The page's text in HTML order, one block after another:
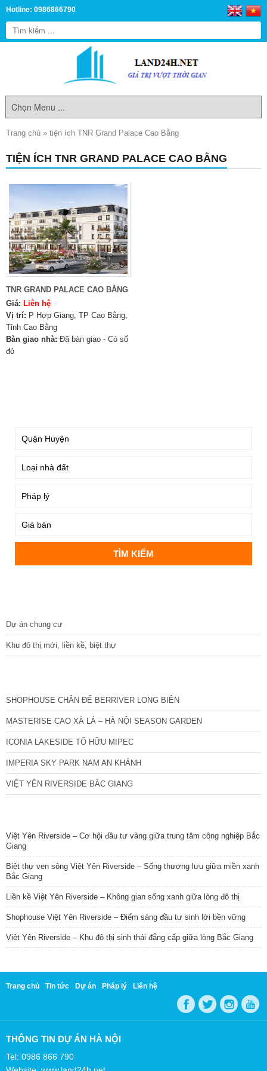
Hotline: 0986866790
Trang chủ » tiện ích TNR Grand Palace Cao Bằng
TIỆN ÍCH TNR GRAND PALACE CAO BẰNG
TNR GRAND PALACE CAO BẰNG
Giá: Liên hệ
Vị trí: P Hợp Giang, TP Cao Bằng,
Tỉnh Cao Bằng
Bàn giao nhà: Đã bàn giao - Có sổ
đỏ
Dự án chung cư
Khu đô thị mới, liền kề, biệt thự
SHOPHOUSE CHÂN ĐẾ BERRIVER LONG BIÊN
MASTERISE CAO XÀ LÁ – HÀ NỘI SEASON GARDEN
ICONIA LAKESIDE TỐ HỮU MIPEC
IMPERIA SKY PARK NAM AN KHÁNH
VIỆT YÊN RIVERSIDE BẮC GIANG
Việt Yên Riverside – Cơ hội đầu tư vàng giữa trung tâm công nghiệp Bắc
Giang
Biệt thự ven sông Việt Yên Riverside – Sống thượng lưu giữa miền xanh
Bắc Giang
Liền kề Việt Yên Riverside – Không gian sống xanh giữa lòng đô thị
Shophouse Việt Yên Riverside – Điểm sáng đầu tư sinh lời bền vững
Việt Yên Riverside – Khu đô thị sinh thái đẳng cấp giữa lòng Bắc Giang
Trang chủ Tin tức Dự án Pháp lý Liên hệ
THÔNG TIN DỰ ÁN HÀ NỘI
Tel: 0986 866 790